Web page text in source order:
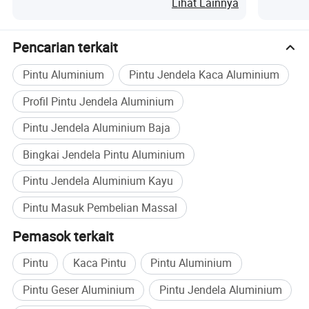
Pencarian terkait
Pintu Aluminium
Pintu Jendela Kaca Aluminium
Profil Pintu Jendela Aluminium
Pintu Jendela Aluminium Baja
Bingkai Jendela Pintu Aluminium
Pintu Jendela Aluminium Kayu
Pintu Masuk Pembelian Massal
Pemasok terkait
Pintu Kaca Pintu
Pintu Aluminium
Pintu Geser Aluminium
Pintu Jendela Aluminium